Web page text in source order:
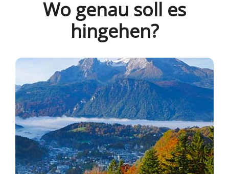
Wo genau soll es
hingehen?